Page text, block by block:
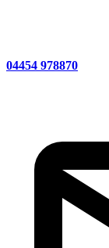
04454 978870